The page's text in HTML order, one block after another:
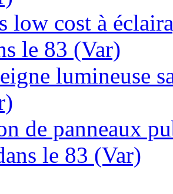
low cost à
le 83 (Var)
lumineuse
de panneaux
le 83 (Var)